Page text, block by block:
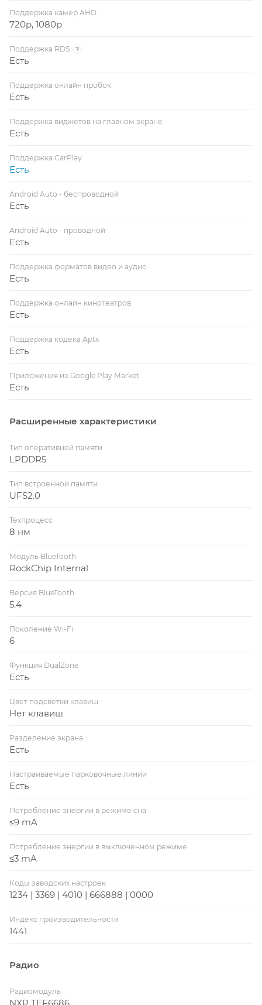
Поддержка камер AHD
720p, 1080p
Поддержка RDS ?
Есть
Поддержка онлайн пробок
Есть
Поддержка виджетов на главном экране
Есть
Поддержка CarPlay
Есть
Android Auto - беспроводной
Есть
Android Auto - проводной
Есть
Поддержка форматов видео и аудио
Есть
Поддержка онлайн кинотеатров
Есть
Поддержка кодека Aptx
Есть
Приложения из Google Play Market
Есть
Расширенные характеристики
Тип оперативной памяти
LPDDR5
Тип встроенной памяти
UFS2.0
Техпроцесс
8 нм
Модуль BlueTooth
RockChip Internal
Версия BlueTooth
5.4
Поколение Wi-Fi
6
Функция DualZone
Есть
Цвет подсветки клавиш
Нет клавиш
Разделение экрана
Есть
Настраиваемые парковочные линии
Есть
Потребление энергии в режиме сна
≤9 mA
Потребление энергии в выключенном режиме
≤3 mA
Коды заводских настроек
1234 | 3369 | 4010 | 666888 | 0000
Индекс производительности
1441
Радио
Радиомодуль